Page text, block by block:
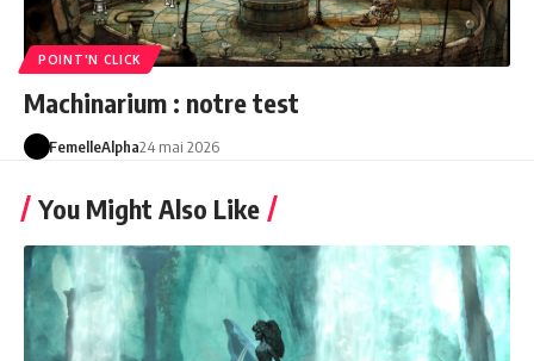
POINT'N CLICK
Machinarium : notre test
FemelleAlpha24 mai 2026
You Might Also Like